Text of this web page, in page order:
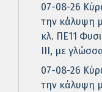
07-08-26
την κάλυψη
κλ. ΠΕ11
ΙΙΙ, με
07-08-26
την κάλυψη